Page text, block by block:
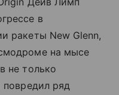
в
ракеты New Glenn,
на мысе
не только
повредил ряд